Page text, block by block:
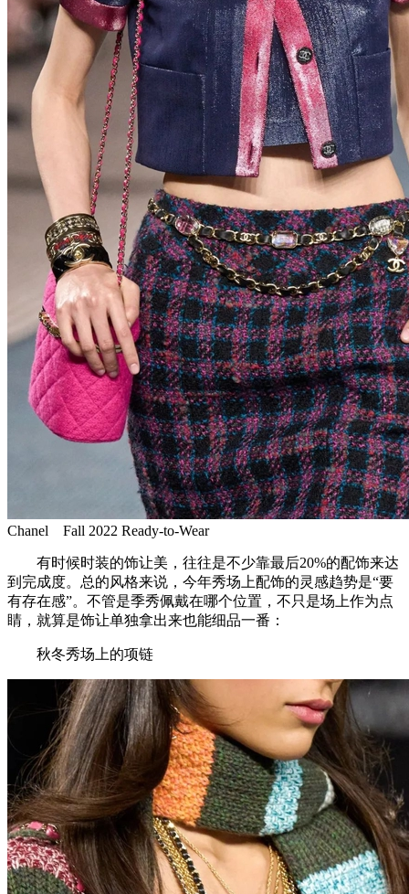
Chanel Fall 2022 Ready-to-Wear
有时候时装的饰让美，往往是不少靠最后20%的配饰来达
到完成度。总的风格来说，今年秀场上配饰的灵感趋势是“要
有存在感”。不管是季秀佩戴在哪个位置，不只是场上作为点
睛，就算是饰让单独拿出来也能细品一番：
秋冬秀场上的项链